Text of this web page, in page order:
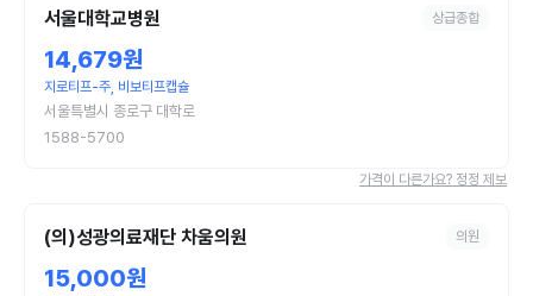
서울대학교병원 상급종합
14,679원
지로티프-주, 비보티프캡슐
서울특별시 종로구 대학로
1588-5700
가격이 다른가요? 정정 제보
(의)성광의료재단 차움의원 의원
15,000원